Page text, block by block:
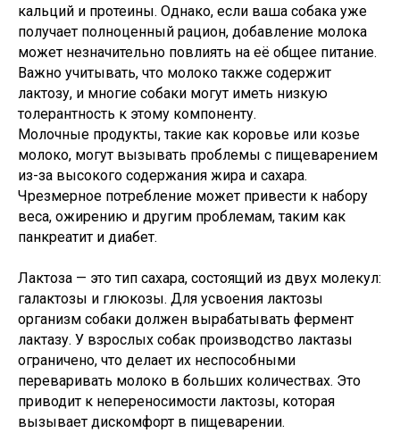
кальций и протеины. Однако, если ваша собака уже
получает полноценный рацион, добавление молока
может незначительно повлиять на её общее питание.
Важно учитывать, что молоко также содержит
лактозу, и многие собаки могут иметь низкую
толерантность к этому компоненту.
Молочные продукты, такие как коровье или козье
молоко, могут вызывать проблемы с пищеварением
из-за высокого содержания жира и сахара.
Чрезмерное потребление может привести к набору
веса, ожирению и другим проблемам, таким как
панкреатит и диабет.
Лактоза — это тип сахара, состоящий из двух молекул:
галактозы и глюкозы. Для усвоения лактозы
организм собаки должен вырабатывать фермент
лактазу. У взрослых собак производство лактазы
ограничено, что делает их неспособными
переваривать молоко в больших количествах. Это
приводит к непереносимости лактозы, которая
вызывает дискомфорт в пищеварении.